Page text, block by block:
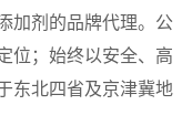
加剂的品牌代理。公
位；始终以安全、高
东北四省及京津冀地